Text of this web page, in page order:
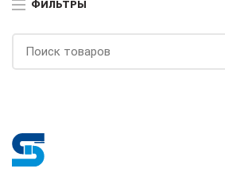
ФИЛЬТРЫ